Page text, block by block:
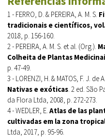
1 - FERRO, D. & PEREIRA, A. M. S.
tradicionais e científicos,
2018, p. 156-160.
2 - PEREIRA, A. M. S. et al. (Org.).
Colheita de Plantas
p. 47-49.
3 - LORENZI, H. & MATOS, F. J. de A.
Nativas e exóticas . 2 ed. São
da Flora Ltda, 2008, p. 272-273.
4 - WEDLER, E. Atlas de las
cultivadas em la zona
Ltda, 2017, p. 95-96.